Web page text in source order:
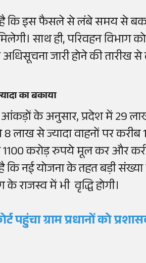
है कि इस फैसले से लंबे समय से
साथ ही, परिवहन विभाग
जारी होने की तारीख से
का बकाया
आंकड़ों के अनुसार, प्रदेश में 29
लाख से ज्यादा वाहनों पर
करोड़ रुपये मूल कर और
कि नई योजना के तहत बड़ी
राजस्व में भी वृद्धि होगी।
पहुंचा ग्राम प्रधानों को